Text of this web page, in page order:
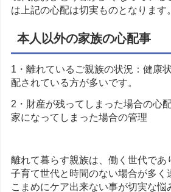
は上記の心配は切実ものとなります。
本人以外の家族の心配事
1・離れているご親族の状況：健康
配されている方が多いです。
2・財産が残ってしまった場合の心
家になってしまった場合の管理
離れて暮らす親族は、働く世代であ
子育て世代と時間のない場合が多く
こまめにケア出来ない事が切実な悩